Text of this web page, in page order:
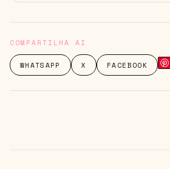
COMPARTILHA AI
WHATSAPP X FACEBOOK